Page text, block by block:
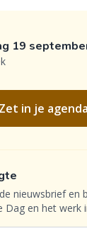
19
Zet in je agenda
nieuwsbrief en
Dag en het werk